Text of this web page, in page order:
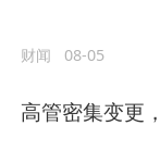
财闻 08-05
高管密集变更